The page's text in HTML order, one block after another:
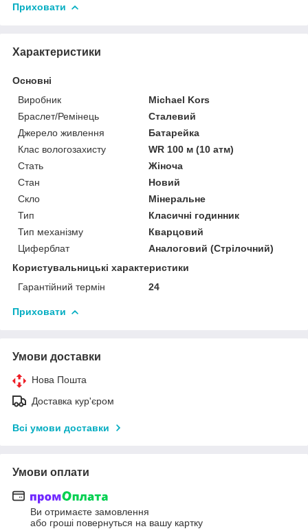
Приховати
Характеристики
Основні
Виробник
Michael Kors
Браслет/Ремінець
Сталевий
Джерело живлення
Батарейка
Клас вологозахисту
WR 100 м (10 атм)
Стать
Жіноча
Стан
Новий
Скло
Мінеральне
Тип
Класичні годинник
Тип механізму
Кварцовий
Циферблат
Аналоговий (Стрілочний)
Користувальницькі характеристики
Гарантійний термін
24
Приховати
Умови доставки
Нова Пошта
Доставка кур'єром
Всі умови доставки
Умови оплати
Ви отримаєте замовлення
або гроші повернуться на вашу картку